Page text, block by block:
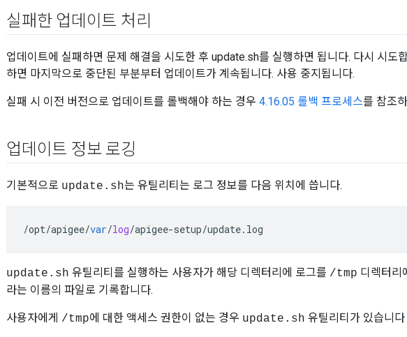
실패한 업데이트 처리
업데이트에 실패하면 문제 해결을 시도한 후 update.sh를 실행하면 됩니다. 다시 시도
하면 마지막으로 중단된 부분부터 업데이트가 계속됩니다. 사용 중지됩니다.
실패 시 이전 버전으로 업데이트를 롤백해야 하는 경우 4.16.05 롤백 프로세스를 참조
업데이트 정보 로깅
기본적으로 update.sh는 유틸리티는 로그 정보를 다음 위치에 씁니다.
/opt/apigee/var/log/apigee-setup/update. log
update.sh 유틸리티를 실행하는 사용자가 해당 디렉터리에 로그를 /tmp 디렉터리
라는 이름의 파일로 기록합니다.
사용자에게 /tmp에 대한 액세스 권한이 없는 경우 update.sh 유틸리티가 있습니다